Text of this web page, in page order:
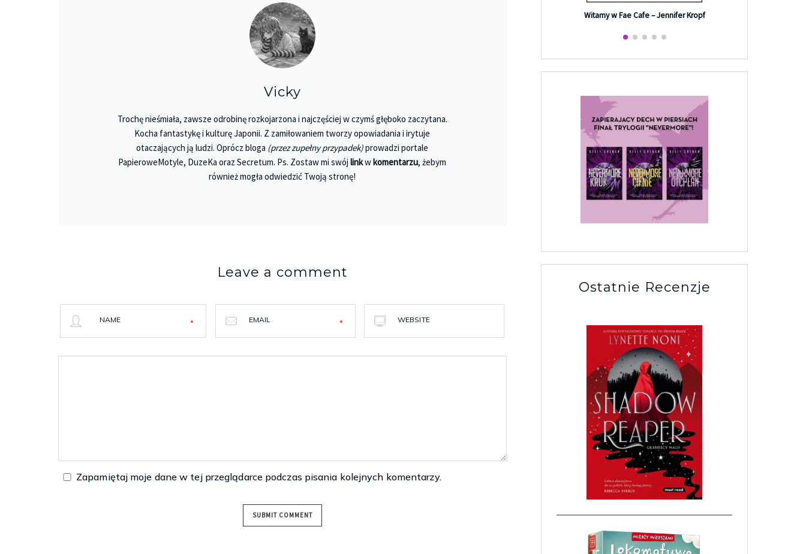
Vicky
Trochę nieśmiała, zawsze odrobinę rozkojarzona i najczęściej w czymś głęboko zaczytana.
Kocha fantastykę i kulturę Japonii. Z zamiłowaniem tworzy opowiadania i irytuje
otaczających ją ludzi. Oprócz bloga (przez zupełny przypadek)prowadzi portale
PapieroweMotyle, DuzeKa oraz Secretum. Ps. Zostaw mi swójlinkw komentarzu, żebym
również mogła odwiedzić Twoją stronę!
Leave a comment
NAME EMAIL WEBSITE
Zapamiętaj moje dane w tej przeglądarce podczas pisania kolejnych komentarzy.
Witamy w Fae Cafe – Jennifer Kropf
Ostatnie Recenzje